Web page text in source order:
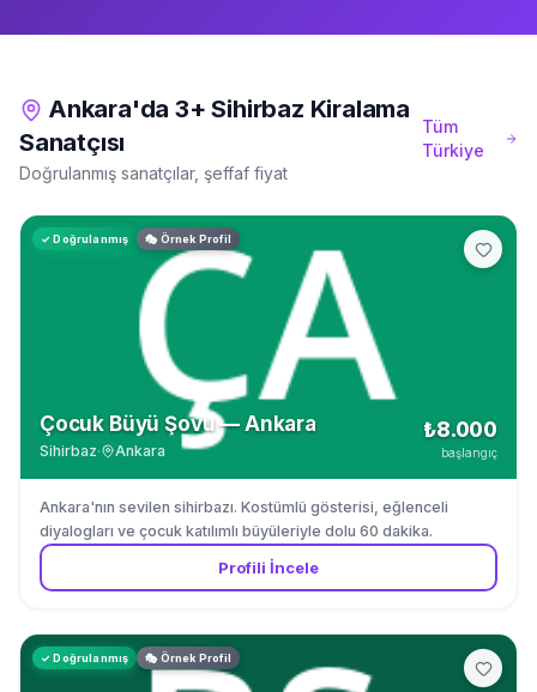
Ankara'da 3+ Sihirbaz Kiralama
Sanatçısı
Doğrulanmış sanatçılar, şeffaf fiyat
Tüm
Türkiye
✓ Doğrulanmış 🎭 Örnek Profil
Çocuk Büyü Şovu — Ankara
Sihirbaz· Ankara
₺8.000
başlangıç
Ankara'nın sevilen sihirbazı. Kostümlü gösterisi, eğlenceli
diyalogları ve çocuk katılımlı büyüleriyle dolu 60 dakika.
Profili İncele
✓ Doğrulanmış 🎭 Örnek Profil